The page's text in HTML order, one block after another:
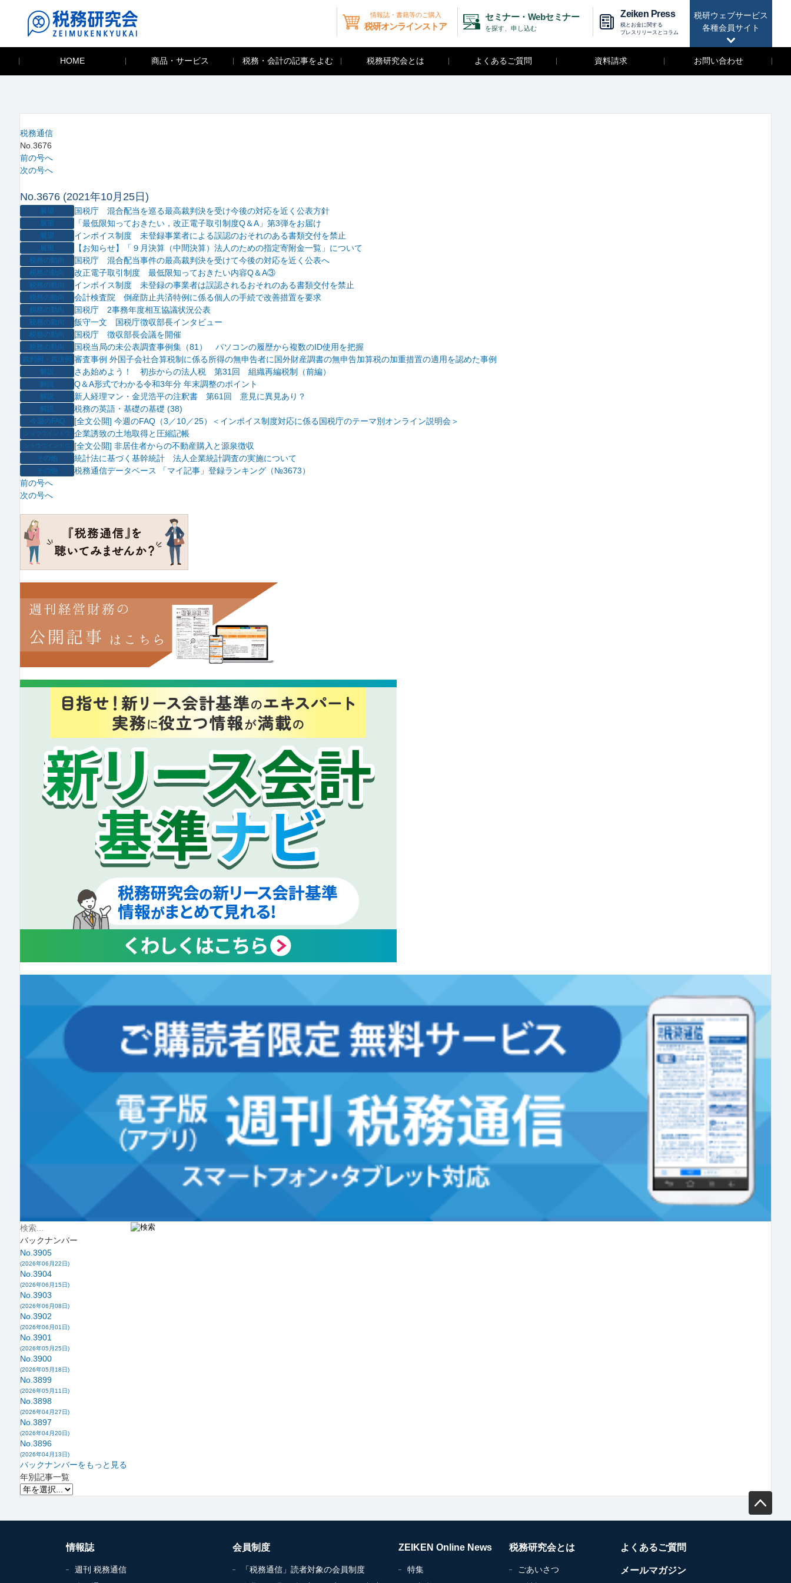
税研ウェブサービス
各種会員サイト
情報誌・書籍等のご購入
税研オンラインストア
セミナー・Webセミナー
を探す、申し込む
Zeiken Press
税とお金に関する
プレスリリースとコラム
HOME 商品・サービス 税務・会計の記事をよむ 税務研究会とは よくあるご質問 資料請求 お問い合わせ
税務通信
No.3676
前の号へ
次の号へ
No.3676 (2021年10月25日)
展望 国税庁 混合配当を巡る最高裁判決を受け今後の対応を近く公表方針
展望 「最低限知っておきたい，改正電子取引制度Q＆A」第3弾をお届け
展望 インボイス制度 未登録事業者による誤認のおそれのある書類交付を禁止
展望 【お知らせ】「９月決算（中間決算）法人のための指定寄附金一覧」について
税務の動向 国税庁 混合配当事件の最高裁判決を受けて今後の対応を近く公表へ
税務の動向 改正電子取引制度 最低限知っておきたい内容Q＆A③
税務の動向 インボイス制度 未登録の事業者は誤認されるおそれのある書類交付を禁止
税務の動向 会計検査院 倒産防止共済特例に係る個人の手続で改善措置を要求
税務の動向 国税庁 2事務年度相互協議状況公表
税務の動向 飯守一文 国税庁徴収部長インタビュー
税務の動向 国税庁 徴収部長会議を開催
税務の動向 国税当局の未公表調査事例集（81） パソコンの履歴から複数のID使用を把握
裁判例・裁決例 審査事例 外国子会社合算税制に係る所得の無申告者に国外財産調書の無申告加算税の加重措置の適用を認めた事例
解説 さあ始めよう！ 初歩からの法人税 第31回 組織再編税制（前編）
解説 Q＆A形式でわかる令和3年分 年末調整のポイント
解説 新人経理マン・金児浩平の注釈書 第61回 意見に異見あり？
解説 税務の英語・基礎の基礎 (38)
今週のFAQ [全文公開] 今週のFAQ（3／10／25）＜インボイス制度対応に係る国税庁のテーマ別オンライン説明会＞
ショウウインドウ 企業誘致の土地取得と圧縮記帳
ショウウインドウ [全文公開] 非居住者からの不動産購入と源泉徴収
その他 統計法に基づく基幹統計 法人企業統計調査の実施について
その他
税務通信データベース 「マイ記事」登録ランキング（№3673）
前の号へ
次の号へ
バックナンバー
No.3905
(2026年06月22日)
No.3904
(2026年06月15日)
No.3903
(2026年06月08日)
No.3902
(2026年06月01日)
No.3901
(2026年05月25日)
No.3900
(2026年05月18日)
No.3899
(2026年05月11日)
No.3898
(2026年04月27日)
No.3897
(2026年04月20日)
No.3896
(2026年04月13日)
バックナンバーをもっと見る
年別記事一覧
情報誌
週刊 税務通信
会員制度
「税務通信」読者対象の会員制度
ZEIKEN Online News
特集
税務研究会とは
ごあいさつ
よくあるご質問
メールマガジン